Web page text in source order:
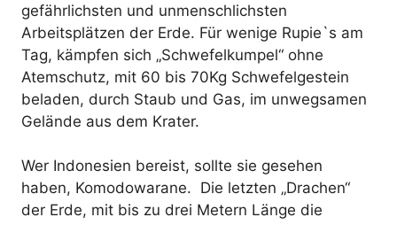
gefährlichsten und unmenschlichsten
Arbeitsplätzen der Erde. Für wenige Rupie`s am
Tag, kämpfen sich „Schwefelkumpel“ ohne
Atemschutz, mit 60 bis 70Kg Schwefelgestein
beladen, durch Staub und Gas, im unwegsamen
Gelände aus dem Krater.
Wer Indonesien bereist, sollte sie gesehen
haben, Komodowarane. Die letzten „Drachen“
der Erde, mit bis zu drei Metern Länge die